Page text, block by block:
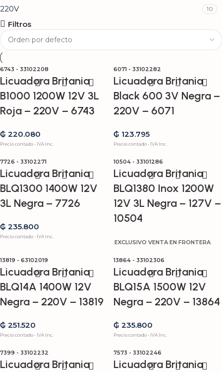
220V 10
Filtros
6743 - 33102208
Licuadora Britania
B1000 1200W 12V 3L
Roja – 220V – 6743
₲ 220.080
Precio contado - IVA Inc.
6071 - 33102282
Licuadora Britania
Black 600 3V Negra –
220V – 6071
₲ 123.795
Precio contado - IVA Inc.
7726 - 33102271
Licuadora Britania
BLQ1300 1400W 12V
3L Negra – 7726
₲ 235.800
Precio contado - IVA Inc.
10504 - 33101286
Licuadora Britania
BLQ1380 Inox 1200W
12V 3L Negra – 127V –
10504
EXCLUSIVO VENTA EN FRONTERA
13819 - 63102019
Licuadora Britania
BLQ14A 1400W 12V
Negra – 220V – 13819
₲ 251.520
Precio contado - IVA Inc.
13864 - 33102306
Licuadora Britania
BLQ15A 1500W 12V
Negra – 220V – 13864
₲ 235.800
Precio contado - IVA Inc.
7399 - 33102232
Licuadora Britania
7573 - 33102246
Licuadora Britania